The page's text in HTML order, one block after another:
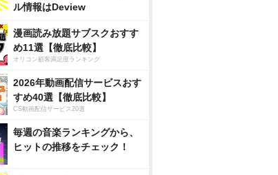
ル情報はDeview
漫画読み放題サブスクおすす
め11選【徹底比較】
オリコン顧客満足度ランキング
2026年動画配信サービスおす
すめ40選【徹底比較】
CS動画配信サービス20選
毎週の音楽ランキングから、
ヒットの推移をチェック！